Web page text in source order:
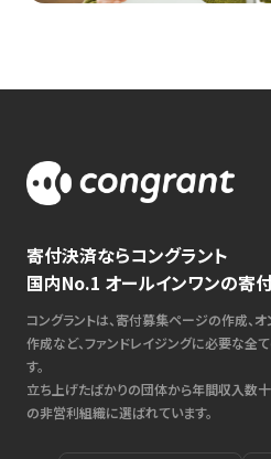
寄付決済ならコングラント
国内No.1 オールインワンの寄
コングラントは、寄付募集ページの作成、
作成など、ファンドレイジングに必要な全
す。
立ち上げたばかりの団体から年間収入数
の非営利組織に選ばれています。